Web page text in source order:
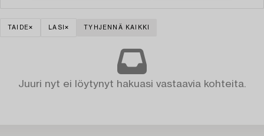
TAIDE LASI TYHJENNÄ KAIKKI
Juuri nyt ei löytynyt hakuasi vastaavia kohteita.